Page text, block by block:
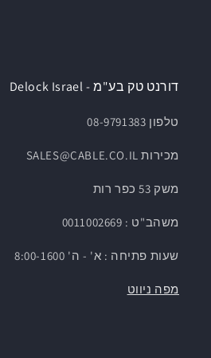
דורנט טק בע"מ - Delock Israel
טלפון 08-9791383
מכירות SALES@CABLE.CO.IL
משק 53 כפר רות
משהב"ט : 0011002669
שעות פתיחה : א' - ה' 8:00-1600
מפה ניווט